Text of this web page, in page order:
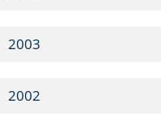
2003
2002